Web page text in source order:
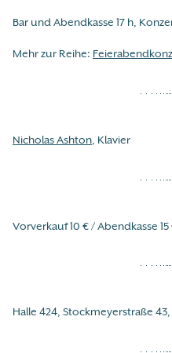
Bar und Abendkasse 17 h,
Mehr zur Reihe:
Nicholas Ashton, Klavier
Vorverkauf 10 € / Abendkasse
Halle 424, Stockmeyerstraße